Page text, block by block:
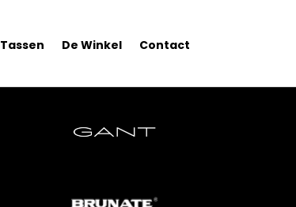
Tassen De Winkel Contact